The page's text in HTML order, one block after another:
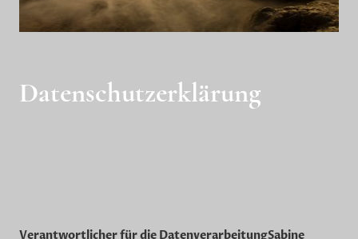
Datenschutzerklärung
Verantwortlicher für die DatenverarbeitungSabine